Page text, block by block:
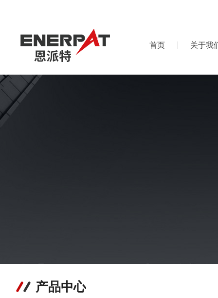
首页 关于我
产品中心